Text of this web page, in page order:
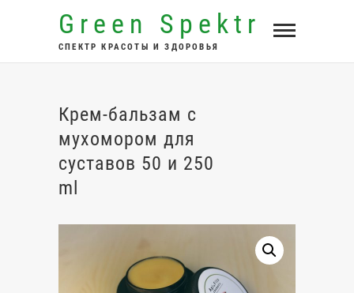
содержимому
Green Spektr
СПЕКТР КРАСОТЫ И ЗДОРОВЬЯ
Крем-бальзам с
мухомором для
суставов 50 и 250
ml